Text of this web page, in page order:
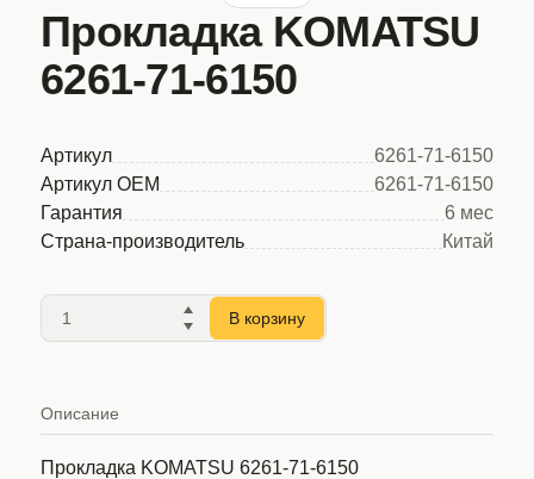
Прокладка KOMATSU
6261-71-6150
Артикул
6261-71-6150
Артикул OEM
6261-71-6150
Гарантия
6 мес
Страна-производитель
Китай
В корзину
Описание
Прокладка KOMATSU 6261-71-6150